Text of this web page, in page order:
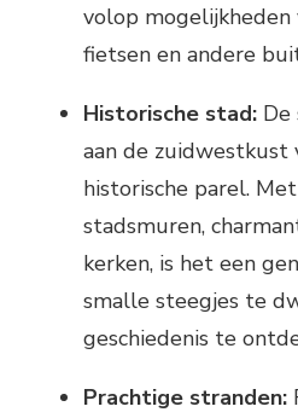
volop mogelijkheden
fietsen en andere
Historische stad: De
aan de zuidwestkust
historische parel.
stadsmuren,
kerken, is het een
smalle steegjes te
geschiedenis te
Prachtige stranden: